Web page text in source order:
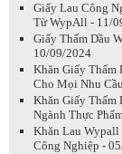
Giấy Lau Công
Từ WypAll - 11/
Giấy Thấm Dầu
10/09/2024
Khăn Giấy Thấm
Cho Mọi Nhu
Khăn Giấy Thấm
Ngành Thực
Khăn Lau Wypall
Công Nghiệp -